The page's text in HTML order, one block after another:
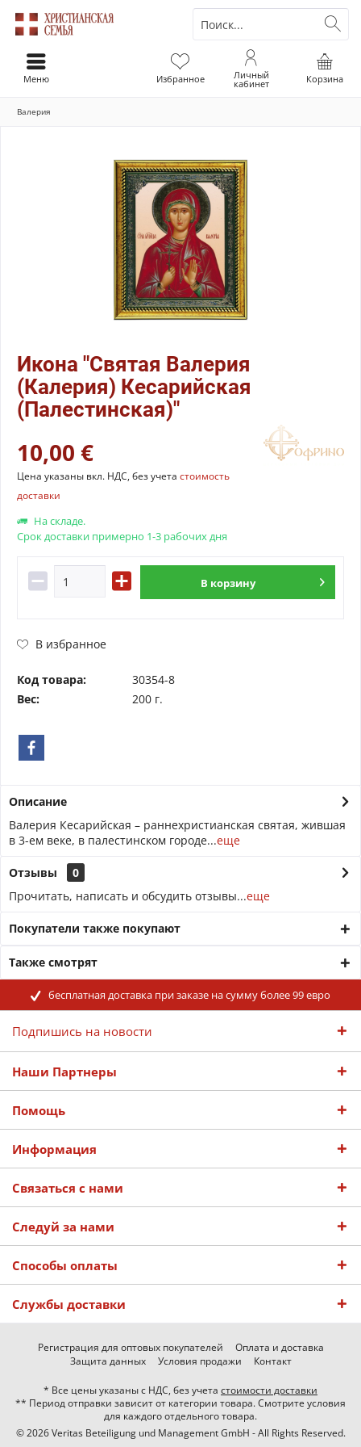
Корзина
Избранное Личный
кабинет
Меню
Валерия
Икона "Святая Валерия
(Калерия) Кесарийская
(Палестинская)"
10,00 €
Цена указаны вкл. НДС, без учета стоимость
доставки
На складе.
Срок доставки примерно 1-3 рабочих дня
В корзину
В избранное
Код товара:
30354-8
Вес:
200 г.
Описание
Валерия Кесарийская – раннехристианская святая, жившая
в 3-ем веке, в палестинском городе...еще
Отзывы
0
Прочитать, написать и обсудить отзывы...еще
Покупатели также покупают
Также смотрят
бесплатная доставка при заказе на сумму более 99 евро
Подпишись на новости
Наши Партнеры
Помощь
Информация
Связаться с нами
Следуй за нами
Способы оплаты
Службы доставки
Регистрация для оптовых покупателей
Оплата и доставка
Защита данных
Условия продажи Контакт
* Все цены указаны с НДС, без учета стоимости доставки
** Период отправки зависит от категории товара. Смотрите условия
для каждого отдельного товара.
© 2026 Veritas Beteiligung und Management GmbH - All Rights Reserved.